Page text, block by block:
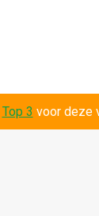
Top 3 voor deze